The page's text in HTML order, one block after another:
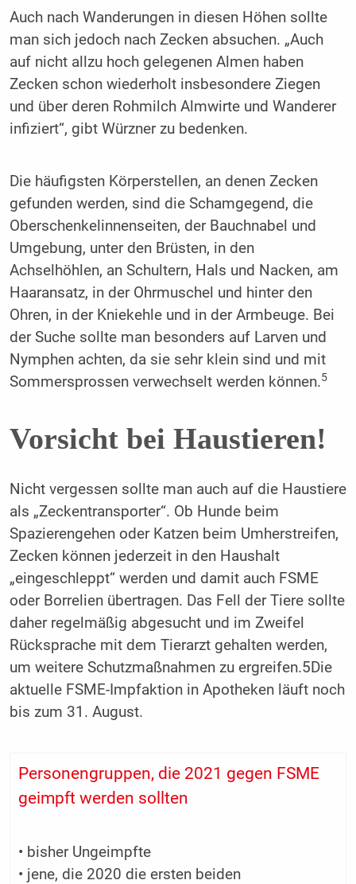
Auch nach Wanderungen in diesen Höhen sollte
man sich jedoch nach Zecken absuchen. „Auch
auf nicht allzu hoch gelegenen Almen haben
Zecken schon wiederholt insbesondere Ziegen
und über deren Rohmilch Almwirte und Wanderer
infiziert“, gibt Würzner zu bedenken.
Die häufigsten Körperstellen, an denen Zecken
gefunden werden, sind die Schamgegend, die
Oberschenkelinnenseiten, der Bauchnabel und
Umgebung, unter den Brüsten, in den
Achselhöhlen, an Schultern, Hals und Nacken, am
Haaransatz, in der Ohrmuschel und hinter den
Ohren, in der Kniekehle und in der Armbeuge. Bei
der Suche sollte man besonders auf Larven und
Nymphen achten, da sie sehr klein sind und mit
Sommersprossen verwechselt werden können.5
Vorsicht bei Haustieren!
Nicht vergessen sollte man auch auf die Haustiere
als „Zeckentransporter“. Ob Hunde beim
Spazierengehen oder Katzen beim Umherstreifen,
Zecken können jederzeit in den Haushalt
„eingeschleppt“ werden und damit auch FSME
oder Borrelien übertragen. Das Fell der Tiere sollte
daher regelmäßig abgesucht und im Zweifel
Rücksprache mit dem Tierarzt gehalten werden,
um weitere Schutzmaßnahmen zu ergreifen.5Die
aktuelle FSME-Impfaktion in Apotheken läuft noch
bis zum 31. August.
Personengruppen, die 2021 gegen FSME
geimpft werden sollten
• bisher Ungeimpfte
• jene, die 2020 die ersten beiden